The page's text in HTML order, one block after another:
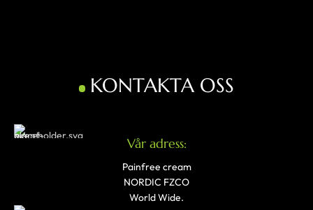
KONTAKTA OSS
Vår adress:
Painfree cream
NORDIC FZCO
World Wide.